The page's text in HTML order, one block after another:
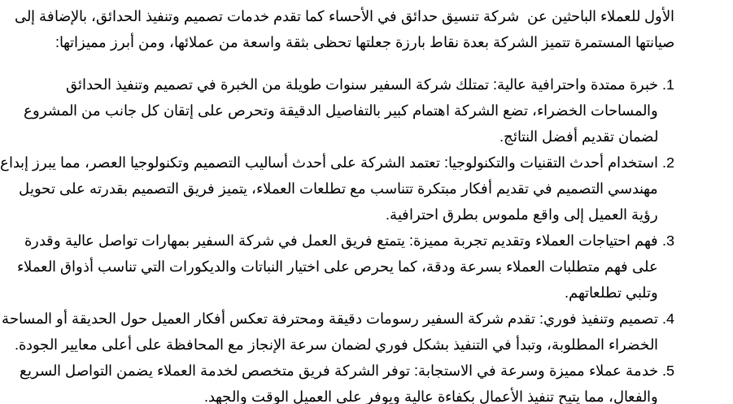
الأول للعملاء الباحثين عن شركة تنسيق حدائق في الأحساء كما تقدم خدمات تصميم وتنفيذ الحدائق، بالإضافة إلى
صيانتها المستمرة تتميز الشركة بعدة نقاط بارزة جعلتها تحظى بثقة واسعة من عملائها، ومن أبرز مميزاتها:
خبرة ممتدة واحترافية عالية: تمتلك شركة السفير سنوات طويلة من الخبرة في تصميم وتنفيذ الحدائق
والمساحات الخضراء، تضع الشركة اهتمام كبير بالتفاصيل الدقيقة وتحرص على إتقان كل جانب من المشروع
لضمان تقديم أفضل النتائج.
استخدام أحدث التقنيات والتكنولوجيا: تعتمد الشركة على أحدث أساليب التصميم وتكنولوجيا العصر، مما يبرز إبداع
مهندسي التصميم في تقديم أفكار مبتكرة تتناسب مع تطلعات العملاء، يتميز فريق التصميم بقدرته على تحويل
رؤية العميل إلى واقع ملموس بطرق احترافية.
فهم احتياجات العملاء وتقديم تجربة مميزة: يتمتع فريق العمل في شركة السفير بمهارات تواصل عالية وقدرة
على فهم متطلبات العملاء بسرعة ودقة، كما يحرص على اختيار النباتات والديكورات التي تناسب أذواق العملاء
وتلبي تطلعاتهم.
تصميم وتنفيذ فوري: تقدم شركة السفير رسومات دقيقة ومحترفة تعكس أفكار العميل حول الحديقة أو المساحة
الخضراء المطلوبة، وتبدأ في التنفيذ بشكل فوري لضمان سرعة الإنجاز مع المحافظة على أعلى معايير الجودة.
خدمة عملاء مميزة وسرعة في الاستجابة: توفر الشركة فريق متخصص لخدمة العملاء يضمن التواصل السريع
والفعال، مما يتيح تنفيذ الأعمال بكفاءة عالية ويوفر على العميل الوقت والجهد.